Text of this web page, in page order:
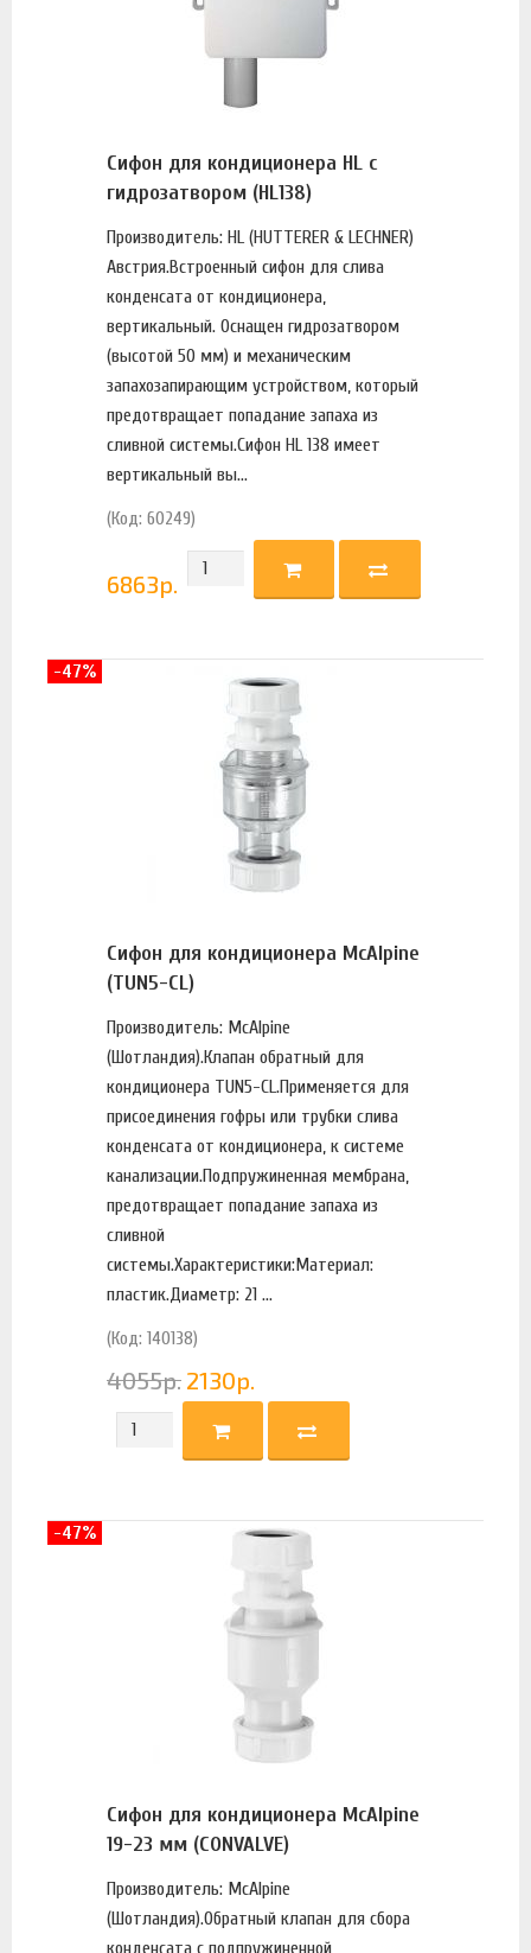
Сифон для кондиционера HL с
гидрозатвором (HL138)
Производитель: HL (HUTTERER & LECHNER)
Австрия.Встроенный сифон для слива
конденсата от кондиционера,
вертикальный. Оснащен гидрозатвором
(высотой 50 мм) и механическим
запахозапирающим устройством, который
предотвращает попадание запаха из
сливной системы.Сифон HL 138 имеет
вертикальный вы...
(Код: 60249)
6863р.
Сифон для кондиционера McAlpine
(TUN5-CL)
Производитель: McAlpine
(Шотландия).Клапан обратный для
кондиционера TUN5-CL.Применяется для
присоединения гофры или трубки слива
конденсата от кондиционера, к системе
канализации.Подпружиненная мембрана,
предотвращает попадание запаха из
сливной
системы.Характеристики:Материал:
пластик.Диаметр: 21 ...
(Код: 140138)
4055р. 2130р.
-47%
Сифон для кондиционера McAlpine
19-23 мм (CONVALVE)
Производитель: McAlpine
(Шотландия).Обратный клапан для сбора
конденсата с подпружиненной
-47%